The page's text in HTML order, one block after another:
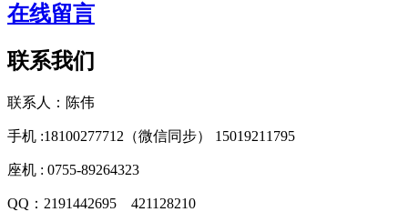
在线留言
联系我们
联系人：陈伟
手机 :18100277712（微信同步） 15019211795
座机 : 0755-89264323
QQ：2191442695 421128210